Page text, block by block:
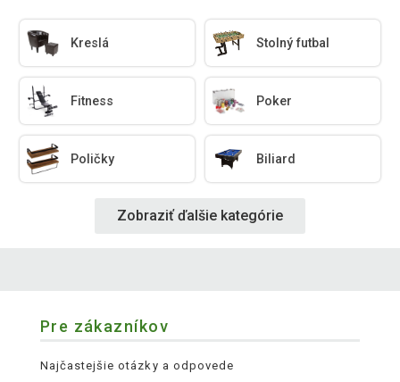
Kreslá Stolný futbal
Fitness Poker
Poličky Biliard
Zobraziť ďalšie kategórie
Pre zákazníkov
Najčastejšie otázky a odpovede